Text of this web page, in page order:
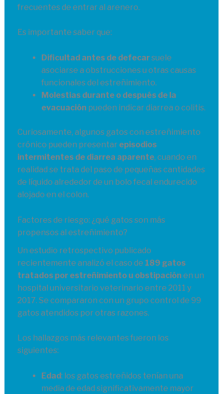
frecuentes de entrar al arenero.
Es importante saber que:
Dificultad antes de defecarsuele
asociarse a obstrucciones u otras causas
funcionales del estreñimiento.
Molestias durante o después de la
evacuación pueden indicar diarrea o colitis.
Curiosamente, algunos gatos con estreñimiento
crónico pueden presentar episodios
intermitentes de diarrea aparente, cuando en
realidad se trata del paso de pequeñas cantidades
de líquido alrededor de un bolo fecal endurecido
alojado en el colon.
Factores de riesgo: ¿qué gatos son más
propensos al estreñimiento?
Un estudio retrospectivo publicado
recientemente analizó el caso de 189 gatos
tratados por estreñimiento u obstipación en un
hospital universitario veterinario entre 2011 y
2017. Se compararon con un grupo control de 99
gatos atendidos por otras razones.
Los hallazgos más relevantes fueron los
siguientes:
Edad: los gatos estreñidos tenían una
media de edad significativamente mayor